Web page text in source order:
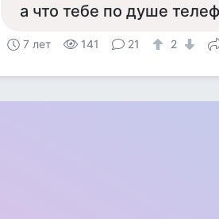
а что тебе по душе
7 лет 141 21 2